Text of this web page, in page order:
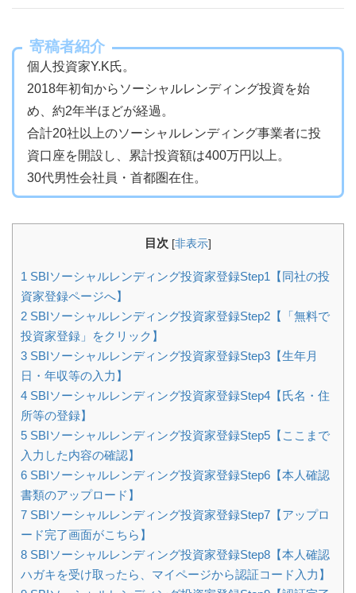
寄稿者紹介
個人投資家Y.K氏。
2018年初旬からソーシャルレンディング投資を始
め、約2年半ほどが経過。
合計20社以上のソーシャルレンディング事業者に投
資口座を開設し、累計投資額は400万円以上。
30代男性会社員・首都圏在住。
目次 [非表示]
1 SBIソーシャルレンディング投資家登録Step1【同社の投
資家登録ページへ】
2 SBIソーシャルレンディング投資家登録Step2【「無料で
投資家登録」をクリック】
3 SBIソーシャルレンディング投資家登録Step3【生年月
日・年収等の入力】
4 SBIソーシャルレンディング投資家登録Step4【氏名・住
所等の登録】
5 SBIソーシャルレンディング投資家登録Step5【ここまで
入力した内容の確認】
6 SBIソーシャルレンディング投資家登録Step6【本人確認
書類のアップロード】
7 SBIソーシャルレンディング投資家登録Step7【アップロ
ード完了画面がこちら】
8 SBIソーシャルレンディング投資家登録Step8【本人確認
ハガキを受け取ったら、マイページから認証コード入力】